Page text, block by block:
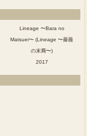
Lineage 〜Bara no
Matsuei〜 (Lineage 〜薔薇
の末裔〜)
2017